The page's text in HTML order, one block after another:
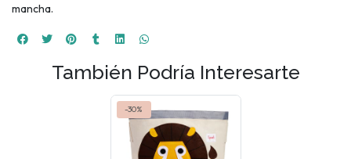
mancha.
También Podría Interesarte
-30%